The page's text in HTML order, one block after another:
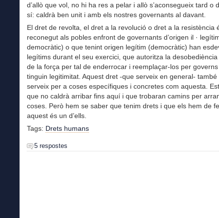
d’allò que vol, no hi ha res a pelar i allò s’aconsegueix tard o
sí: caldrà ben unit i amb els nostres governants al davant.
El dret de revolta, el dret a la revolució o dret a la resistència
reconegut als pobles enfront de governants d’origen il ·
democràtic) o que tenint origen legítim (democràtic) han
legítims durant el seu exercici, que autoritza la desobediència
de la força per tal de enderrocar i reemplaçar-los per
tinguin legitimitat. Aquest dret -que serveix en general- també
serveix per a coses específiques i concretes com aquesta.
que no caldrà arribar fins aquí i que trobaran camins per
coses. Però hem se saber que tenim drets i que els hem de
aquest és un d’ells.
Tags: Drets humans
5 respostes